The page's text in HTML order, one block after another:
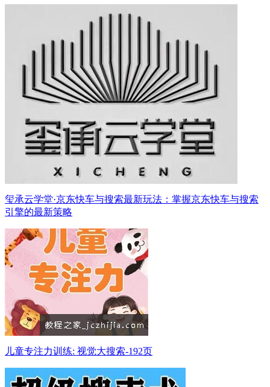
玺承云学堂·京东快车与搜索最新玩法：掌握京东快车与搜索
引擎的最新策略
儿童专注力训练: 视觉大搜索-192页